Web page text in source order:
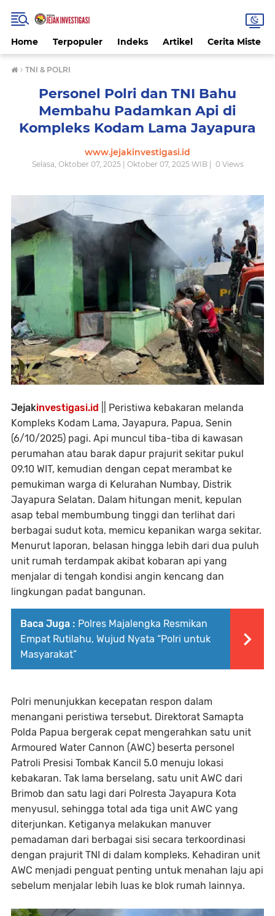
Home Terpopuler Indeks Artikel Cerita Misteri
› TNI & POLRI
Personel Polri dan TNI Bahu
Membahu Padamkan Api di
Kompleks Kodam Lama Jayapura
www.jejakinvestigasi.id
Selasa, Oktober 07, 2025 | Oktober 07, 2025 WIB | 0Views
Jejakinvestigasi.id || Peristiwa kebakaran melanda
Kompleks Kodam Lama, Jayapura, Papua, Senin
(6/10/2025) pagi. Api muncul tiba-tiba di kawasan
perumahan atau barak dapur prajurit sekitar pukul
09.10 WIT, kemudian dengan cepat merambat ke
pemukiman warga di Kelurahan Numbay, Distrik
Jayapura Selatan. Dalam hitungan menit, kepulan
asap tebal membumbung tinggi dan terlihat dari
berbagai sudut kota, memicu kepanikan warga sekitar.
Menurut laporan, belasan hingga lebih dari dua puluh
unit rumah terdampak akibat kobaran api yang
menjalar di tengah kondisi angin kencang dan
lingkungan padat bangunan.
Baca Juga : Polres Majalengka Resmikan
Empat Rutilahu, Wujud Nyata “Polri untuk
Masyarakat”
Polri menunjukkan kecepatan respon dalam
menangani peristiwa tersebut. Direktorat Samapta
Polda Papua bergerak cepat mengerahkan satu unit
Armoured Water Cannon (AWC) beserta personel
Patroli Presisi Tombak Kancil 5.0 menuju lokasi
kebakaran. Tak lama berselang, satu unit AWC dari
Brimob dan satu lagi dari Polresta Jayapura Kota
menyusul, sehingga total ada tiga unit AWC yang
diterjunkan. Ketiganya melakukan manuver
pemadaman dari berbagai sisi secara terkoordinasi
dengan prajurit TNI di dalam kompleks. Kehadiran unit
AWC menjadi penguat penting untuk menahan laju api
sebelum menjalar lebih luas ke blok rumah lainnya.